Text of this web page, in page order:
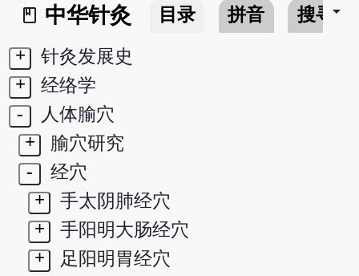
book_2
中华针灸 目录 拼音 搜寻arrow_drop_down
+
针灸发展史
+
经络学
-
人体腧穴
+
腧穴研究
-
经穴
+
手太阴肺经穴
+
手阳明大肠经穴
+
足阳明胃经穴